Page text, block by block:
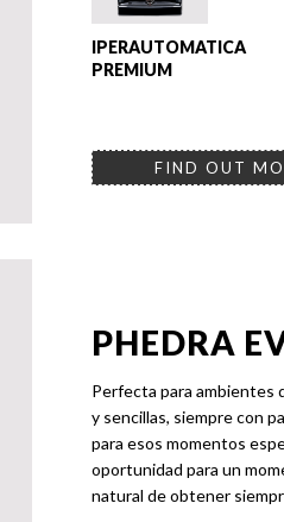
IPERAUTOMATICA
PREMIUM
FIND OUT
PHEDRA
Perfecta para ambientes
y sencillas, siempre con
para esos momentos
oportunidad para un
natural de obtener